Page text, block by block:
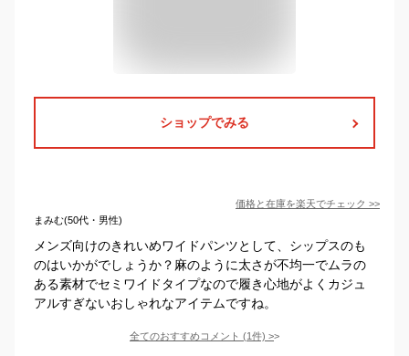
ショップでみる
価格と在庫を楽天でチェック >>
まみむ(50代・男性)
メンズ向けのきれいめワイドパンツとして、シップスのも
のはいかがでしょうか？麻のように太さが不均一でムラの
ある素材でセミワイドタイプなので履き心地がよくカジュ
アルすぎないおしゃれなアイテムですね。
全てのおすすめコメント (1件) >